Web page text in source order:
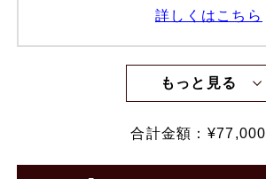
詳しくはこちら
もっと見る
合計金額：¥77,000